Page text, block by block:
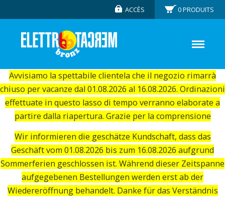
Avvisiamo la spettabile clientela che il negozio rimarrà
chiuso per vacanze dal 01.08.2026 al 16.08.2026. Ordinazioni
effettuate in questo lasso di tempo verranno elaborate a
partire dalla riapertura. Grazie per la comprensione
Wir informieren die geschätze Kundschaft, dass das
Geschäft vom 01.08.2026 bis zum 16.08.2026 aufgrund
Sommerferien geschlossen ist. Während dieser Zeitspanne
aufgegebenen Bestellungen werden erst ab der
Wiedereröffnung behandelt. Danke für das Verständnis
ACCÈS 0PRODUITS